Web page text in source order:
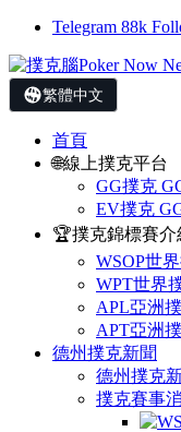
Telegram 88k
繁體中文
首頁
🌐線上撲克平台
GG撲克
EV撲克
🏆撲克錦標賽介
WSOP世
WPT世界
APL亞洲
APT亞洲
德州撲克新聞
德州撲克
撲克賽事